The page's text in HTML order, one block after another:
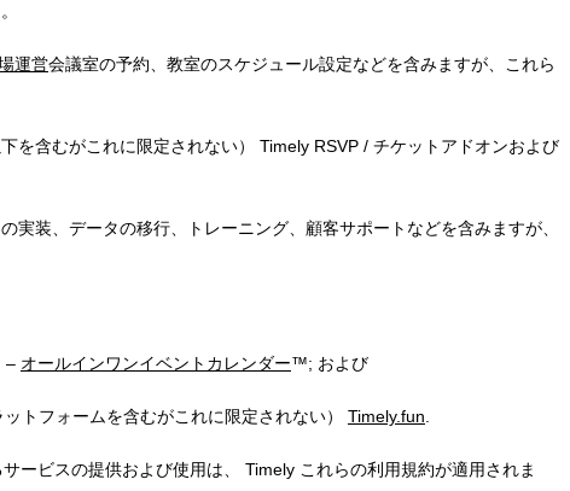
運営会議室の予約、教室のスケジュール設定などを含みますが、これら
を含むがこれに限定されない） Timely RSVP / チケットアドオンおよび
実装、データの移行、トレーニング、顧客サポートなどを含みますが、
– オールインワンイベントカレンダー™; および
トフォームを含むがこれに限定されない） Timely.fun
ービスの提供および使用は、 Timely これらの利用規約が適用されま